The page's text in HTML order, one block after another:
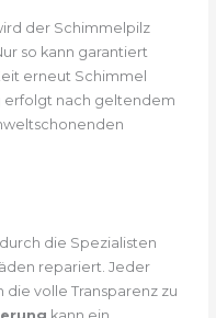
der Schimmelpilz
so kann garantiert
erneut Schimmel
erfolgt nach geltendem
die Spezialisten
repariert. Jeder
volle Transparenz zu